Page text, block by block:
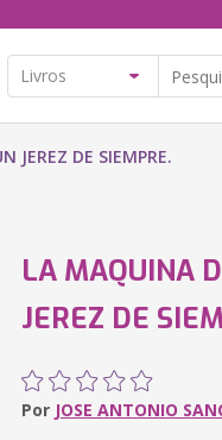
JEREZ DE SIEMPRE.
LA MAQUINA
JEREZ DE
Por JOSE ANTONIO